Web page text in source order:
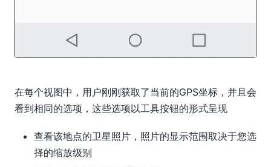
在每个视图中，用户刚刚获取了当前的GPS坐标，并且会
看到相同的选项，这些选项以工具按钮的形式呈现
查看该地点的卫星照片，照片的显示范围取决于您选
择的缩放级别